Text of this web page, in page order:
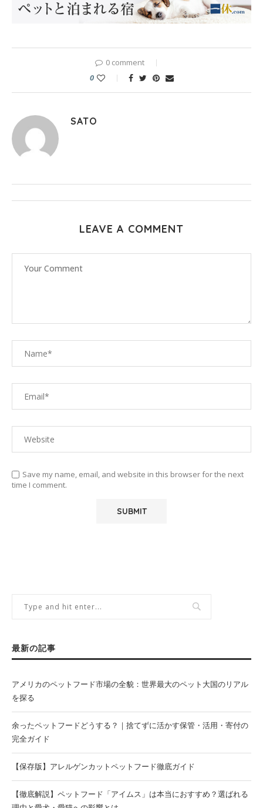
0 comment
0
SATO
LEAVE A COMMENT
Save my name, email, and website in this browser for the next
time I comment.
最新の記事
アメリカのペットフード市場の全貌：世界最大のペット大国のリアル
を探る
余ったペットフードどうする？｜捨てずに活かす保管・活用・寄付の
完全ガイド
【保存版】アレルゲンカットペットフード徹底ガイド
【徹底解説】ペットフード「アイムス」は本当におすすめ？選ばれる